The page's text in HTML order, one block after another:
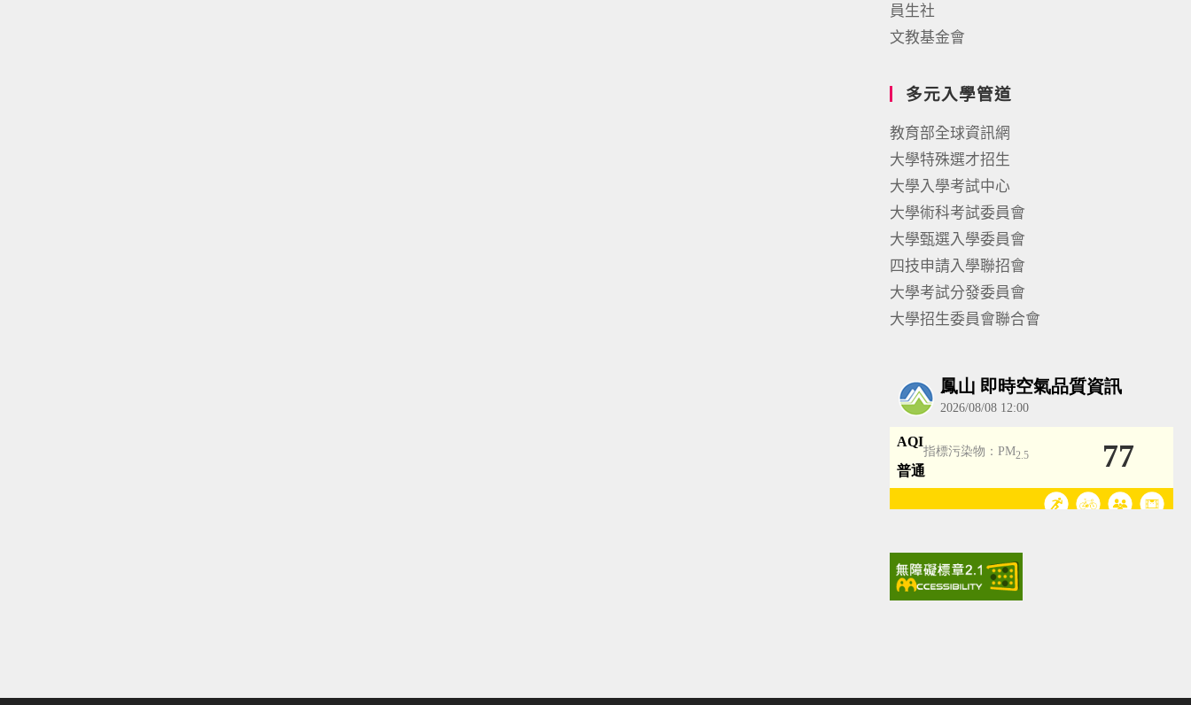
員生社
文教基金會
多元入學管道
教育部全球資訊網
大學特殊選才招生
大學入學考試中心
大學術科考試委員會
大學甄選入學委員會
四技申請入學聯招會
大學考試分發委員會
大學招生委員會聯合會